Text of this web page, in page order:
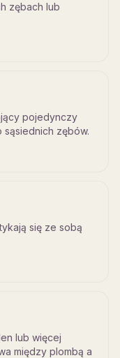
zębach lub
pojedynczy
zębów.
się ze sobą
lub więcej
między plombą a